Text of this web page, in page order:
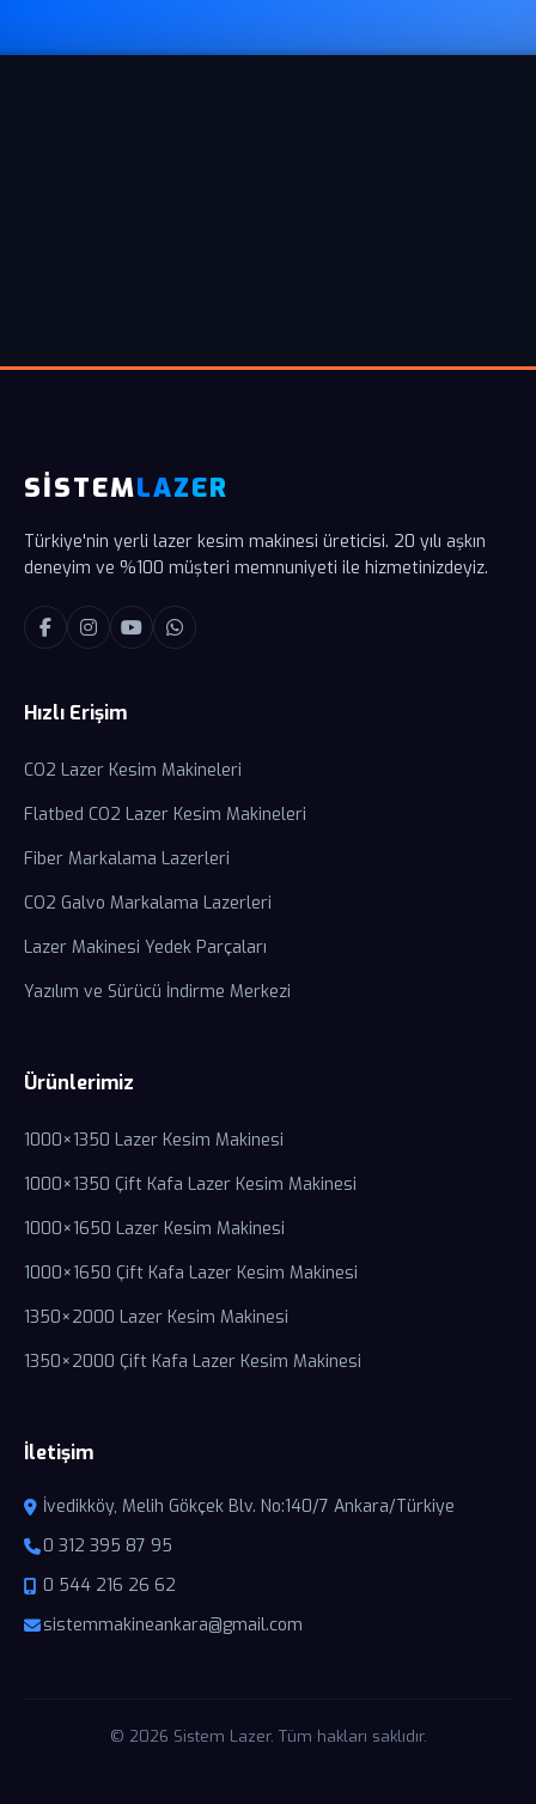
SİSTEMLAZER
Türkiye'nin yerli lazer kesim makinesi üreticisi. 20 yılı aşkın
deneyim ve %100 müşteri memnuniyeti ile hizmetinizdeyiz.
Hızlı Erişim
CO2 Lazer Kesim Makineleri
Flatbed CO2 Lazer Kesim Makineleri
Fiber Markalama Lazerleri
CO2 Galvo Markalama Lazerleri
Lazer Makinesi Yedek Parçaları
Yazılım ve Sürücü İndirme Merkezi
Ürünlerimiz
1000×1350 Lazer Kesim Makinesi
1000×1350 Çift Kafa Lazer Kesim Makinesi
1000×1650 Lazer Kesim Makinesi
1000×1650 Çift Kafa Lazer Kesim Makinesi
1350×2000 Lazer Kesim Makinesi
1350×2000 Çift Kafa Lazer Kesim Makinesi
İletişim
İvedikköy, Melih Gökçek Blv. No:140/7 Ankara/Türkiye
0 312 395 87 95
0 544 216 26 62
sistemmakineankara@gmail.com
© 2026 Sistem Lazer. Tüm hakları saklıdır.